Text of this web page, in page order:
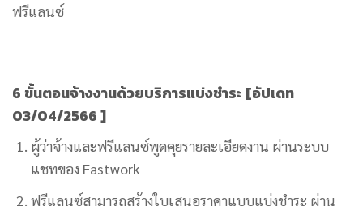
ฟรีแลนซ์
6 ขั้นตอนจ้างงานด้วยบริการแบ่งชำระ [อัปเดท
03/04/2566 ]
ผู้ว่าจ้างและฟรีแลนซ์พูดคุยรายละเอียดงาน ผ่านระบบ
แชทของ Fastwork
ฟรีแลนซ์สามารถสร้างใบเสนอราคาแบบแบ่งชำระ ผ่าน